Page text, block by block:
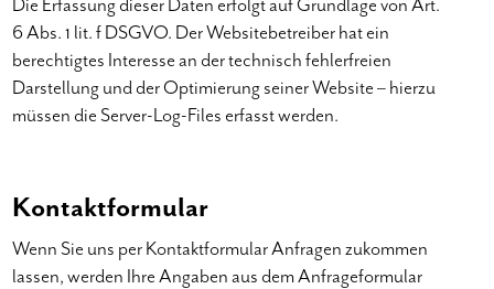
Die Erfassung dieser Daten erfolgt auf Grundlage von Art.
6 Abs. 1 lit. f DSGVO. Der Websitebetreiber hat ein
berechtigtes Interesse an der technisch fehlerfreien
Darstellung und der Optimierung seiner Website – hierzu
müssen die Server-Log-Files erfasst werden.
Kontaktformular
Wenn Sie uns per Kontaktformular Anfragen zukommen
lassen, werden Ihre Angaben aus dem Anfrageformular